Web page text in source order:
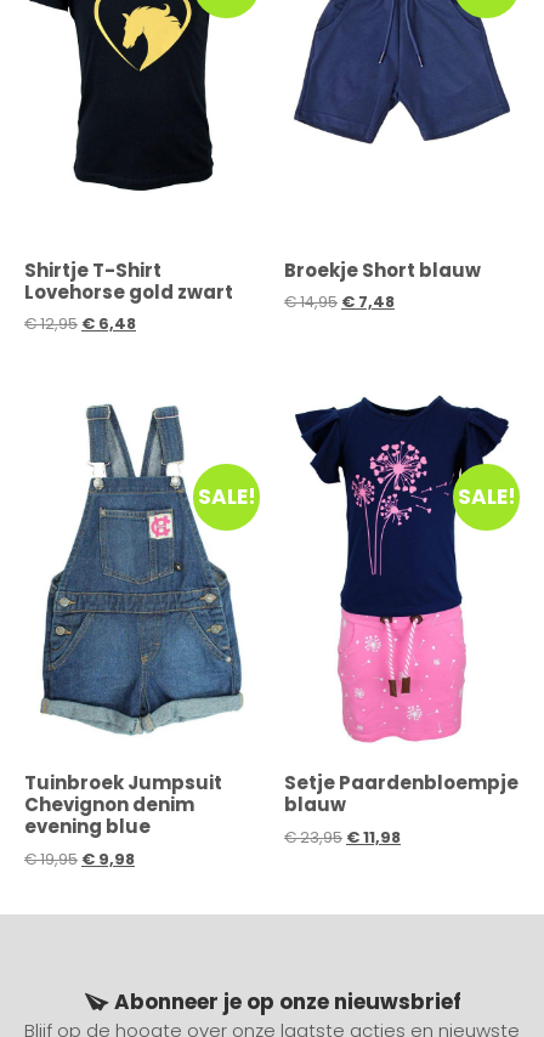
Shirtje T-Shirt
Lovehorse gold zwart
€12,95 € 6,48
Broekje Short blauw
€14,95 € 7,48
SALE!
Tuinbroek Jumpsuit
Chevignon denim
evening blue
€19,95 € 9,98
SALE!
Setje Paardenbloempje
blauw
€23,95 €11,98
Abonneer je op onze nieuwsbrief
Blijf op de hoogte over onze laatste acties en nieuwste